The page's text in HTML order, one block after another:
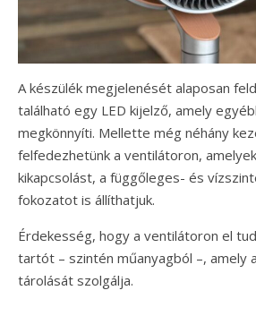
A készülék megjelenését alaposan
található egy LED kijelző, amely
megkönnyíti. Mellette még néhány
felfedezhetünk a ventilátoron,
kikapcsolást, a függőleges- és
fokozatot is állíthatjuk.
Érdekesség, hogy a ventilátoron el
tartót – szintén műanyagból –, amely
tárolását szolgálja.